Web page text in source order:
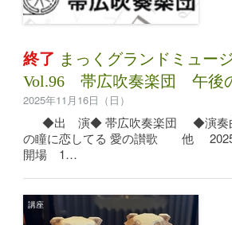
終了 まっくグランドミュー
Vol.96 帯広吹奏楽団 午後
2025年11月16日（日）
◆出 演◆ 帯広吹奏楽団 ◆演奏
の瞳に恋してる 愛の讃歌 他 2025
開場 1…
講座